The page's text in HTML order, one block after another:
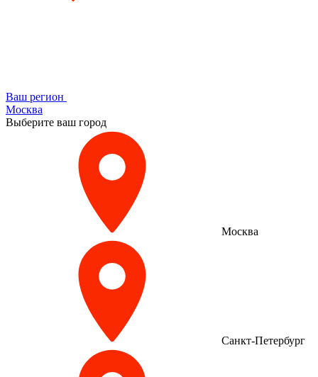
Ваш регион
Москва
Выберите ваш город
Москва
Санкт-Петербург